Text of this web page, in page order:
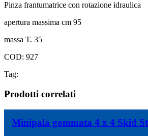
Pinza frantumatrice con rotazione idraulica
apertura massima cm 95
massa T. 35
COD: 927
Tag:
Prodotti correlati
Minipala gommata 4 x 4 Skid